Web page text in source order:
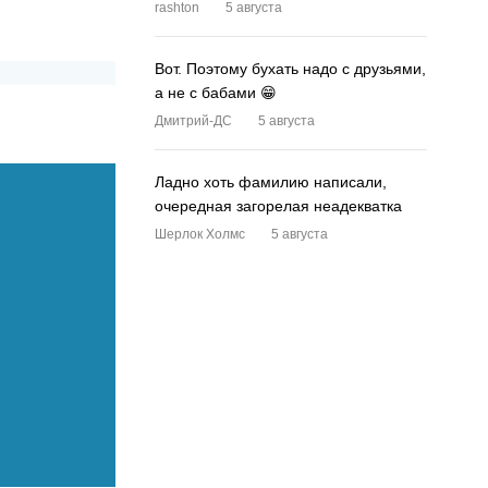
rashton 5 августа
Вот. Поэтому бухать надо с друзьями,
а не с бабами 😁
Дмитрий-ДС 5 августа
Ладно хоть фамилию написали,
очередная загорелая неадекватка
Шерлок Холмс 5 августа